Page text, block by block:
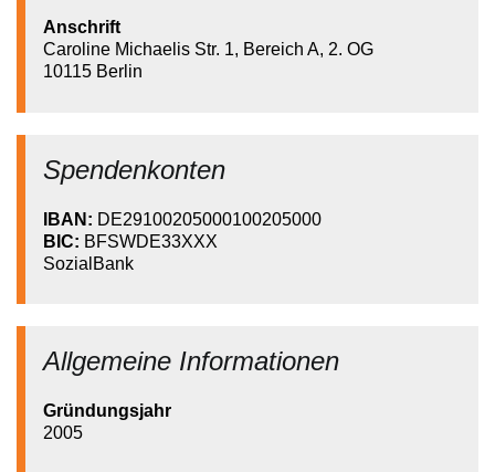
Anschrift
Caroline Michaelis Str. 1, Bereich A, 2. OG
10115 Berlin
Spendenkonten
IBAN: DE29100205000100205000
BIC: BFSWDE33XXX
SozialBank
Allgemeine Informationen
Gründungsjahr
2005